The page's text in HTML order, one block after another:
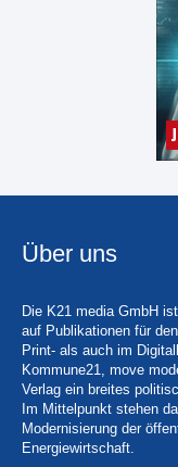
Über uns
Die K21 media GmbH
auf Publikationen für
Print- als auch im
Kommune21, move
Verlag ein breites
Im Mittelpunkt stehen
Modernisierung der
Energiewirtschaft.